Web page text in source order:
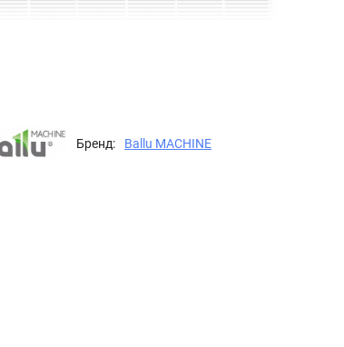
Бренд: Ballu MACHINE